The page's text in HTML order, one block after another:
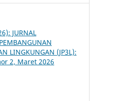
JURNAL
LINGKUNGAN (JP3L):
2, Maret 2026